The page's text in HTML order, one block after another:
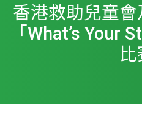
香港救助兒童
「What’s Your
比